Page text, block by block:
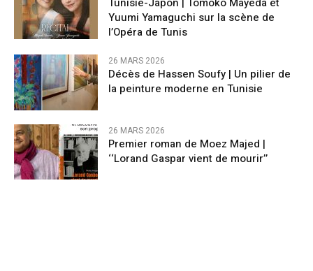
Yuumi Yamaguchi sur la scène de
l’Opéra de Tunis
26 MARS 2026
Décès de Hassen Soufy | Un pilier de
la peinture moderne en Tunisie
26 MARS 2026
Premier roman de Moez Majed |
‘‘Lorand Gaspar vient de mourir’’